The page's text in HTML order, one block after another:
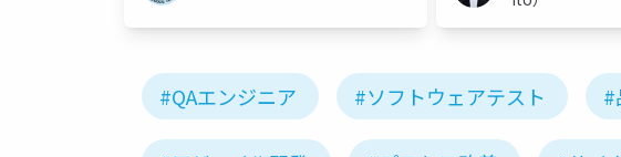
#QAエンジニア #ソフトウェアテスト #